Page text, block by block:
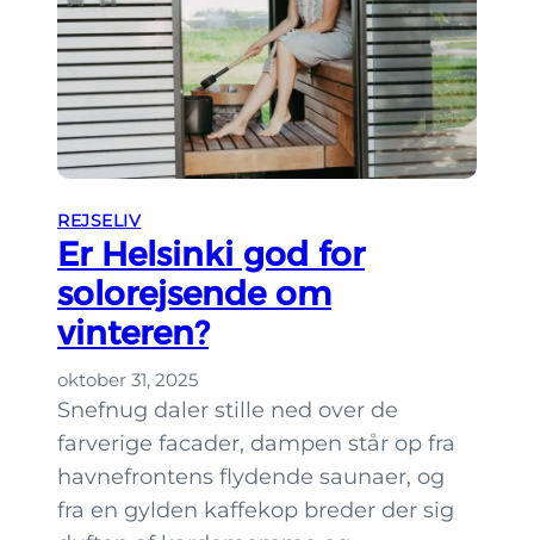
REJSELIV
Er Helsinki god for
solorejsende om
vinteren?
oktober 31, 2025
Snefnug daler stille ned over de
farverige facader, dampen står op fra
havnefrontens flydende saunaer, og
fra en gylden kaffekop breder der sig